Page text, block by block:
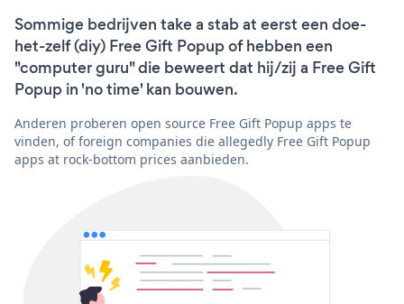
Sommige bedrijven take a stab at eerst een doe-
het-zelf (diy) Free Gift Popup of hebben een
"computer guru" die beweert dat hij/zij a Free Gift
Popup in 'no time' kan bouwen.
Anderen proberen open source Free Gift Popup apps te
vinden, of foreign companies die allegedly Free Gift Popup
apps at rock-bottom prices aanbieden.